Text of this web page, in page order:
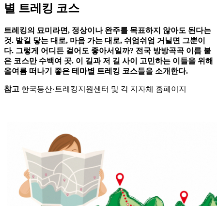
별 트레킹 코스
트레킹의 묘미라면, 정상이나 완주를 목표하지 않아도 된다는
것. 발길 닿는 대로, 마음 가는 대로, 쉬엄쉬엄 거닐면 그뿐이
다. 그렇게 어디든 걸어도 좋아서일까? 전국 방방곡곡 이름 붙
은 코스만 수백여 곳. 이 길과 저 길 사이 고민하는 이들을 위해
올여름 떠나기 좋은 테마별 트레킹 코스들을 소개한다.
참고 한국등산·트레킹지원센터 및 각 지자체 홈페이지